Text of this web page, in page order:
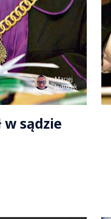
Maciej
Jędrusik
w sądzie